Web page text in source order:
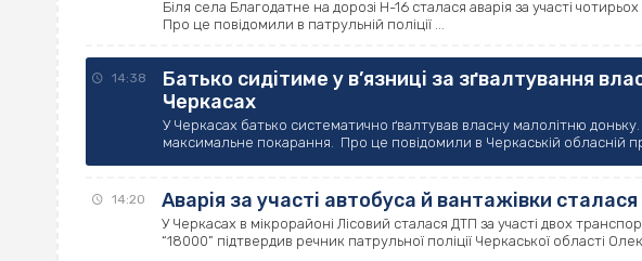
Біля села Благодатне на дорозі Н-16 сталася аварія за участі
Про це повідомили в патрульній поліції ...
14:38
Батько сидітиме у в’язниці за зґвалтування
Черкасах
У Черкасах батько систематично ґвалтував власну малолітню
максимальне покарання. Про це повідомили в Черкаській обласній
14:20 Аварія за участі автобуса й вантажівки
У Черкасах в мікрорайоні Лісовий сталася ДТП за участі двох
“18000” підтвердив речник патрульної поліції Черкаської області